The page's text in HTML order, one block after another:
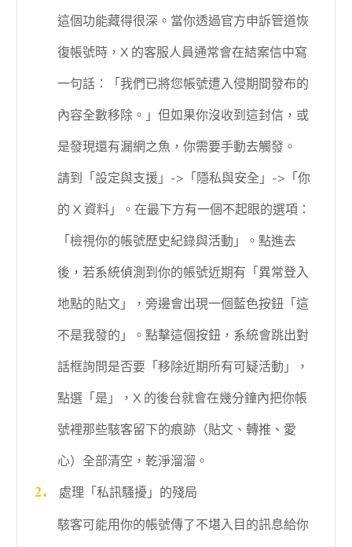
這個功能藏得很深。當你透過官方申訴管道恢
復帳號時，X 的客服人員通常會在結案信中寫
一句話：「我們已將您帳號遭入侵期間發布的
內容全數移除。」但如果你沒收到這封信，或
是發現還有漏網之魚，你需要手動去觸發。
請到「設定與支援」->「隱私與安全」->「你
的 X 資料」。在最下方有一個不起眼的選項：
「檢視你的帳號歷史紀錄與活動」。點進去
後，若系統偵測到你的帳號近期有「異常登入
地點的貼文」，旁邊會出現一個藍色按鈕「這
不是我發的」。點擊這個按鈕，系統會跳出對
話框詢問是否要「移除近期所有可疑活動」，
點選「是」，X 的後台就會在幾分鐘內把你帳
號裡那些駭客留下的痕跡（貼文、轉推、愛
心）全部清空，乾淨溜溜。
處理「私訊騷擾」的殘局
駭客可能用你的帳號傳了不堪入目的訊息給你